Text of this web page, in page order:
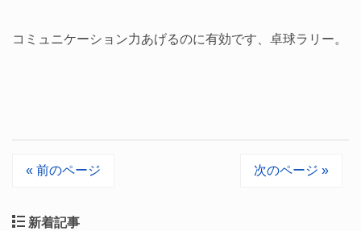
コミュニケーション力あげるのに有効です、卓球ラリー。
« 前のページ 次のページ »
新着記事